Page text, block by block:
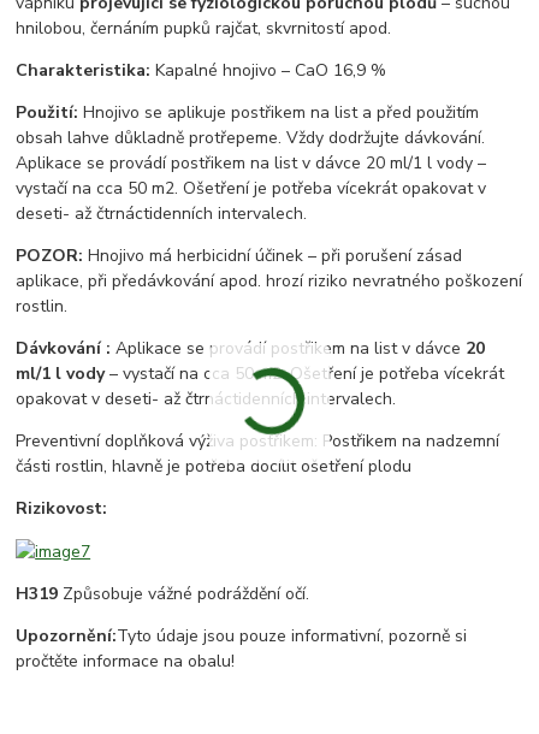
hnilobou, černáním pupků rajčat, skvrnitostí apod.
Charakteristika:Kapalné hnojivo – CaO 16,9 %
Použití:Hnojivo se aplikuje postřikem na list a před použitím
obsah lahve důkladně protřepeme. Vždy dodržujte dávkování.
Aplikace se provádí postřikem na list v dávce 20 ml/1 l vody –
vystačí na cca 50 m2. Ošetření je potřeba vícekrát opakovat v
deseti- až čtrnáctidenních intervalech.
POZOR:Hnojivo má herbicidní účinek – při porušení zásad
aplikace, při předávkování apod. hrozí riziko nevratného poškození
rostlin.
Dávkování :Aplikace se provádí postřikem na list v dávce 20
ml/1 l vody– vystačí na cca 50 m2. Ošetření je potřeba vícekrát
opakovat v deseti- až čtrnáctidenních intervalech.
Preventivní doplňková výživa postřikem: Postřikem na nadzemní
části rostlin, hlavně je potřeba docílit ošetření plodu
Rizikovost:
H319 Způsobuje vážné podráždění očí.
Upozornění:Tyto údaje jsou pouze informativní, pozorně si
pročtěte informace na obalu!